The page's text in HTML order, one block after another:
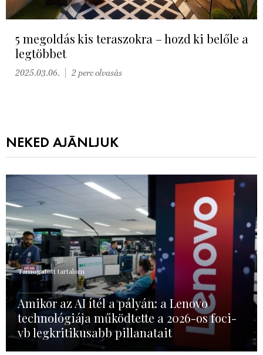
5 megoldás kis teraszokra – hozd ki belőle a
legtöbbet
2025.03.06. 2 perc olvasás
NEKED AJÁNLJUK
Támogatott tartalom
Amikor az AI ítél a pályán: a Lenovo
technológiája működtette a 2026-os foci-
vb legkritikusabb pillanatait